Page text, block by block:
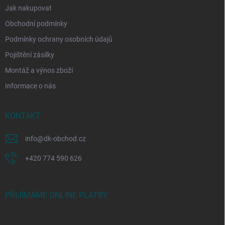
Jak nakupovat
Obchodní podmínky
Podmínky ochrany osobních údajů
Pojištění zásilky
Montáž a výnos zboží
Informace o nás
KONTAKT
info@dk-obchod.cz
+420 774 590 626
PŘIJÍMÁME ONLINE PLATBY